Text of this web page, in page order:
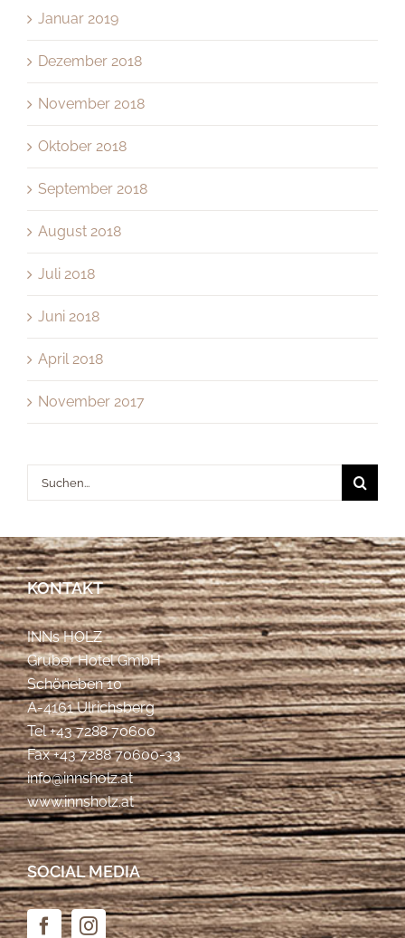
Januar 2019
Dezember 2018
November 2018
Oktober 2018
September 2018
August 2018
Juli 2018
Juni 2018
April 2018
November 2017
Suche
nach:
KONTAKT
INNs HOLZ
Gruber Hotel GmbH
Schöneben 10
A-4161 Ulrichsberg
Tel+43 7288 70600
Fax +43 7288 70600-33
info@innsholz.at
www.innsholz.at
SOCIAL MEDIA